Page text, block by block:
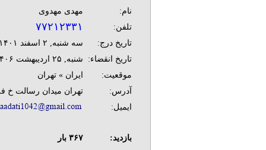
نام:
مهدی مهدوی
تلفن:
۷۷۲۱۲۳۳۱
تاریخ درج:
سه شنبه, ۲ اسفند ۱۴۰۱
تاریخ انقضاء:
شنبه, ۲۵ ارديبهشت ۱۴۰۶
موقعیت:
ایران » تهران
آدرس:
تهران میدان رسالت خ فرجام
ایمیل:
بازدید: ۳۶۷ بار